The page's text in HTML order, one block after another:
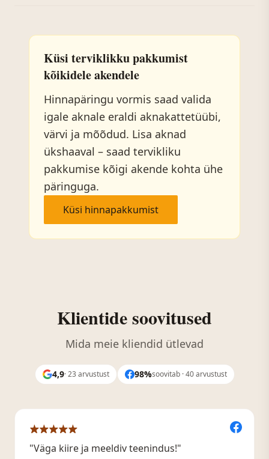
Küsi terviklikku pakkumist
kõikidele akendele
Hinnapäringu vormis saad valida
igale aknale eraldi aknakattetüübi,
värvi ja mõõdud. Lisa aknad
ükshaaval – saad tervikliku
pakkumise kõigi akende kohta ühe
päringuga.
Küsi hinnapakkumist
Klientide soovitused
Mida meie kliendid ütlevad
4,9· 23 arvustust 98%soovitab · 40 arvustust
"Väga kiire ja meeldiv teenindus!"